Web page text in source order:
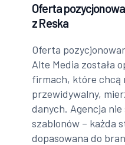
Oferta
z Reska
Oferta
Alte Media została
firmach, które chcą
przewidywalny,
danych. Agencja
szablonów – każda
dopasowana do